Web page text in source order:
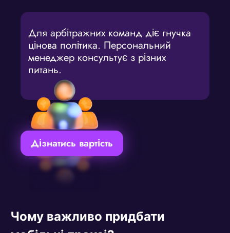
Для арбітражних команд діє гнучка
цінова політика. Персональний
менеджер консультує з різних
питань.
Дізнатись вартість
Чому важливо придбати